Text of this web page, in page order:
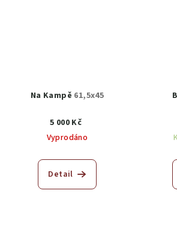
Na Kampě 61,5x45
5 000 Kč
Vyprodáno
Detail